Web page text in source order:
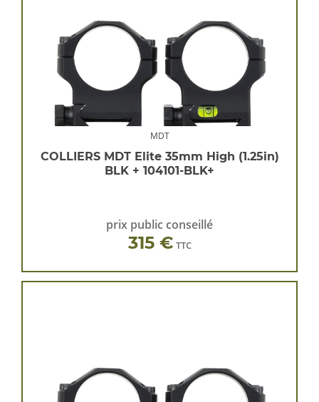
MDT
COLLIERS MDT Elite 35mm High (1.25in)
BLK + 104101-BLK+
prix public conseillé
315 € TTC